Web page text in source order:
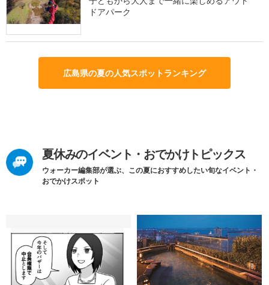
ドアパーク
広島県の夏の人気スポットランキング
夏休みのイベント・おでかけトピックス
ウォーカー編集部が選ぶ、この夏におすすめしたい旬なイベント・
おでかけスポット